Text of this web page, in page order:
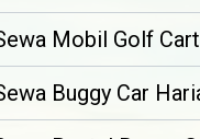
Mobil Golf Cart
Buggy Car